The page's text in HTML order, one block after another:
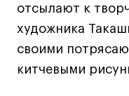
отсылают к
художника
своими
китчевыми